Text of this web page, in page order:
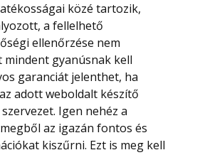
közé tartozik,
a fellelhető
ellenőrzése nem
gyanúsnak kell
garanciát jelenthet, ha
adott weboldalt készítő
Igen nehéz a
az igazán fontos és
kiszűrni. Ezt is meg kell